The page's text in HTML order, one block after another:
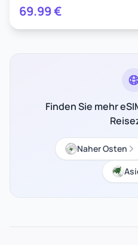
69.99€
Finden Sie mehr
Naher Osten